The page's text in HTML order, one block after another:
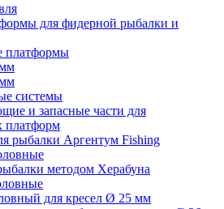
для фидерной рыбалки и
платформы
системы
и запасные части для
платформ
рыбалки Аргентум Fishing
методом Херабуна
для кресел Ø 25 мм